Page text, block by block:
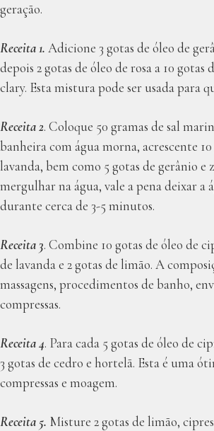
geração.
Receita 1. Adicione 3 gotas de óleo de
depois 2 gotas de óleo de rosa a 10 gotas
clary. Esta mistura pode ser usada para
Receita 2. Coloque 50 gramas de sal
banheira com água morna, acrescente
lavanda, bem como 5 gotas de gerânio e
mergulhar na água, vale a pena deixar a
durante cerca de 3-5 minutos.
Receita 3. Combine 10 gotas de óleo de
de lavanda e 2 gotas de limão. A
massagens, procedimentos de banho,
compressas.
Receita 4. Para cada 5 gotas de óleo de
3 gotas de cedro e hortelã. Esta é uma
compressas e moagem.
Receita 5. Misture 2 gotas de limão,